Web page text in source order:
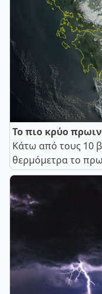
Το πιο κρύο
Κάτω από τους 10
θερμόμετρα το